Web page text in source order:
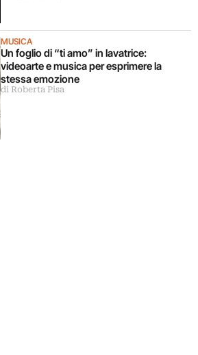
MUSICA
Un foglio di “ti amo” in lavatrice:
videoarte e musica per esprimere la
stessa emozione
di Roberta Pisa